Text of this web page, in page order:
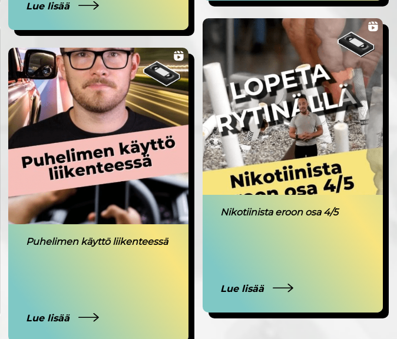
Lue lisää
Puhelimen käyttö liikenteessä
Lue lisää
Nikotiinista eroon osa 4/5
Lue lisää